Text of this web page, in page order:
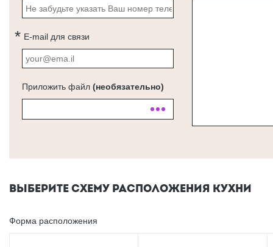
E-mail для связи
Приложить файл (необязательно)
ВЫБЕРИТЕ СХЕМУ РАСПОЛОЖЕНИЯ КУХНИ
Форма расположения